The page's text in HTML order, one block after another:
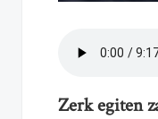
Zerk egiten